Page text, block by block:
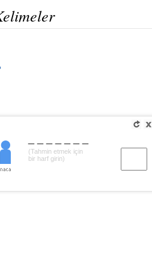
(Tahmin etmek için
bir harf girin)